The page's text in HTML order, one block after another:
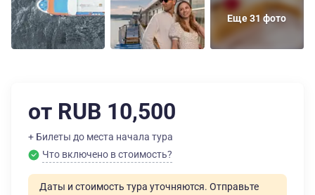
Еще 31 фото
от RUB 10,500
+ Билеты до места начала тура
Что включено в стоимость?
Даты и стоимость тура уточняются. Отправьте